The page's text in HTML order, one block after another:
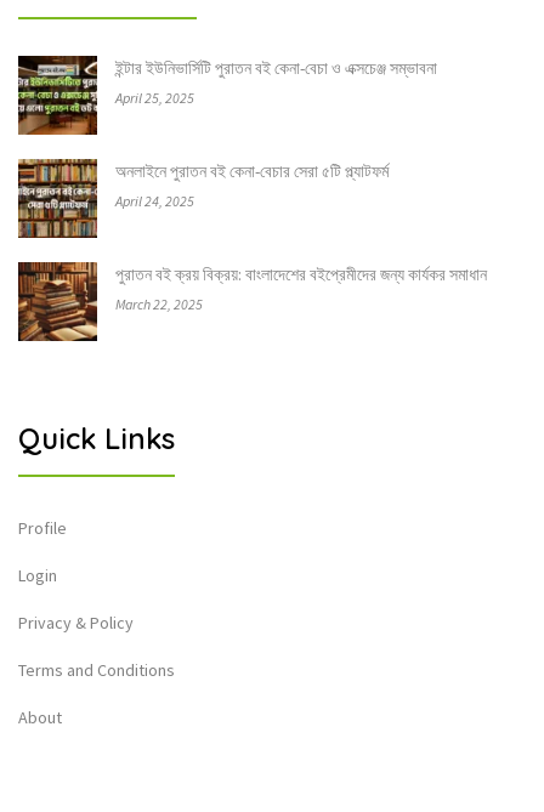
ইন্টার ইউনিভার্সিটি পুরাতন বই কেনা-বেচা ও এক্সচেঞ্জ সম্ভাবনা
April 25, 2025
অনলাইনে পুরাতন বই কেনা-বেচার সেরা ৫টি প্ল্যাটফর্ম
April 24, 2025
পুরাতন বই ক্রয় বিক্রয়: বাংলাদেশের বইপ্রেমীদের জন্য কার্যকর সমাধান
March 22, 2025
Quick Links
Profile
Login
Privacy & Policy
Terms and Conditions
About